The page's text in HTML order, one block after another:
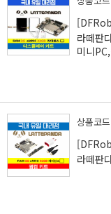
라떼판
미니
상품코드
라떼판